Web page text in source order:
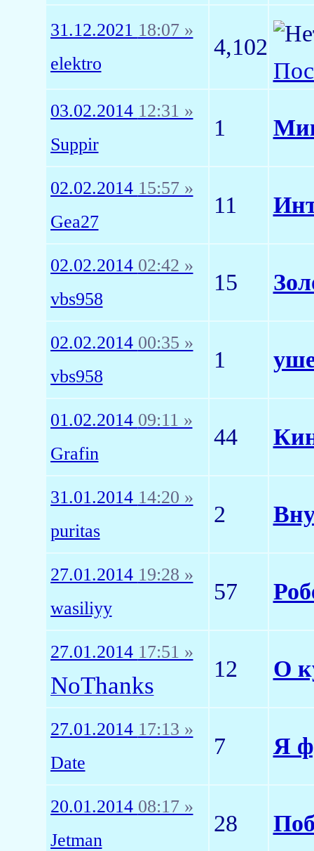
31.12.2021 18:07 »
elektro
4,102
03.02.2014 12:31 »
Suppir
1
02.02.2014 15:57 »
Gea27
11
02.02.2014 02:42 »
vbs958
15
02.02.2014 00:35 »
vbs958
1
01.02.2014 09:11 »
Grafin
44
31.01.2014 14:20 »
puritas
2
27.01.2014 19:28 »
wasiliyy
57
27.01.2014 17:51 »
NoThanks
12 О
27.01.2014 17:13 »
Date
7 Я
20.01.2014 08:17 »
Jetman
28